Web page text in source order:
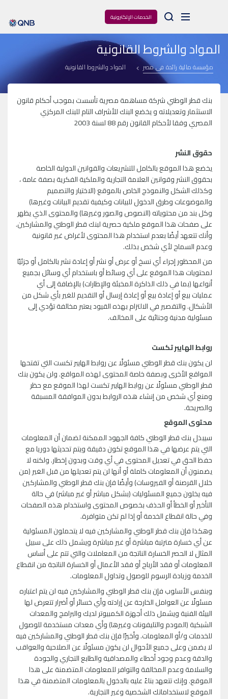
الخدمات الإلكترونية Arama
المواد والشروط القانونية
مؤسسة مالية رائدة فى مصر المواد والشروط القانونية
بنك قطر الوطني شركة مساهمة مصرية تأسست بموجب أحكام قانون
الاستثمار وتعديلاته و يخضع البنك للأشراف التام للبنك المركزي
المصري وفقا لأحكام القانون رقم 88 لسنة 2003
حقوق النشر
يخضع هذا الموقع بالكامل للتشريعات والقوانين الدولية الخاصة
بحقوق النشر وقوانين العلامة التجارية والملكية الفكرية بصفة عامة ،
وكذلك الشكل والنموذج الخاص بالموقع (الاختيار والتصميم
والموضوعات وطرق الدخول للبيانات وكيفية تقديم البيانات وغيرها)
وكل بند من محتوياته (النصوص والصور وغيرها) والمحتوى الذي يظهر
على صفحات هذا الموقع ملكية حصرية لبنك قطر الوطني والمشاركين.
وأنك تتعهد أيضًا بعدم استخدام هذا المحتوى لأغراض غير قانونية
وعدم السماح لأي شخص بذلك.
من المحظور إجراء أي نسخ أو عرض أو نشر أو إعادة نشر بالكامل أو جزئيًا
لمحتويات هذا الموقع على أي وسائط أو باستخدام أي وسائل بجميع
أنواعها (بما في ذلك الذاكرة المخبئة والإطارات) بالإضافة إلى أي
عمليات بيع أو إعادة بيع أو إعادة إرسال أو التقديم للغير بأي شكل من
الأشكال. والتقصير في الالتزام بهذه القيود يعتبر مخالفة تؤدي إلى
مسئولية مدنية وجنائية على المخالف.
روابط الهايبر تكست
لن يكون بنك قطر الوطني مسئولًا عن روابط الهايبر تكست التي تفتحها
المواقع الأخرى وبصفة خاصة المحتوى لهذه المواقع. ولن يكون بنك
قطر الوطني مسئولًا عن روابط الهايبر تكست لهذا الموقع مع حظر
ومنع أي شخص من إنشاء هذه الروابط بدون الموافقة المسبقة
والصريحة.
محتوى الموقع
سيبذل بنك قطر الوطني كافة الجهود الممكنة لضمان أن المعلومات
التي يتم عرضها في هذا الموقع تكون دقيقة ويتم تحديثها دوريا مع
حفظ الحق في تعديل المحتوى في أي وقت وبدون إخطار. ولكنه لا
يضمنون أن المعلومات كاملة أو أنها لن يتم تعديلها من قبل الغير (من
خلال القرصنة أو الفيروسات) وأيضًا فإن بنك قطر الوطني والمشاركين
فيه يخلون جميع المسئوليات (بشكل مباشر أو غير مباشر) في حالة
التأخير أو الخطأ أو الحذف بخصوص المحتوى واستخدام هذه الصفحات
وفي حالة انقطاع الخدمة أو إذا لم تكن متوافرة.
وهكذا فإن بنك قطر الوطني والمشاركين فيه لا يتحملون المسئولية
عن أي خسارة مترتبة مباشرة أو غير مباشرة ويشمل ذلك على سبيل
المثال لا الحصر الخسارة الناتجة من المعاملات والتي تتم على أساس
المعلومات أو فقد الأرباح أو فقد الأعمال أو الخسارة الناتجة من انقطاع
الخدمة وزيادة الرسوم للوصول وتداول المعلومات.
وبنفس الأسلوب فإن بنك قطر الوطني والمشاركين فيه لن يتم اعتباره
مسئولًا عن العوامل الخارجة عن إرادته وأي خسائر أو أضرار تتعرض لها
البيئة الفنية ويشمل ذلك أجهزة الكمبيوتر لديك والبرامج والمعدات
الشبكية (المودم والتليفونات وغيرها) وأي معدات مستخدمة للوصول
للخدمات و/أو المعلومات. وأخيرًا فإن بنك قطر الوطني والمشاركين فيه
لا يضمن وعلى جميع الأحوال لن يكون مسئولًا عن الصلاحية والعواقب
والدقة وعدم وجود أخطاء والمصداقية والطابع التجاري والجودة
والسلامة وعدم المخالفة والتوافر للمعلومات المتضمنة على هذا
الموقع. وإنك تتعهد بناءً عليه بالدخول بالمعلومات المتضمنة في هذا
الموقع لاستخداماتك الشخصية وغير التجارية.